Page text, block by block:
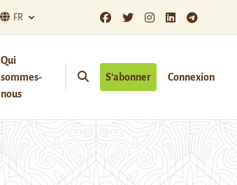
FR
Qui
sommes-
nous
S’abonner Connexion